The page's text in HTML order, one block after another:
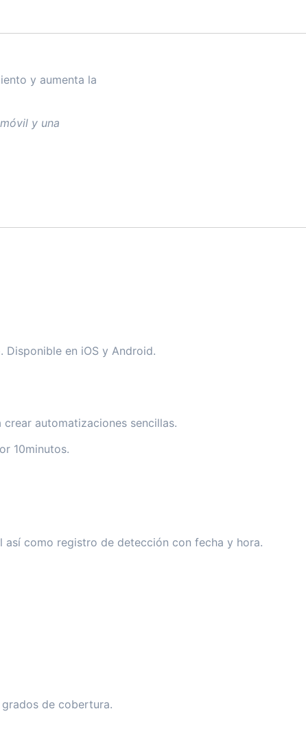
y aumenta la
y una
. Disponible en iOS y Android.
automatizaciones sencillas.
10minutos.
como registro de detección con fecha y hora.
grados de cobertura.